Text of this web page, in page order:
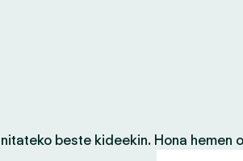
beste kideekin. Hona hemen